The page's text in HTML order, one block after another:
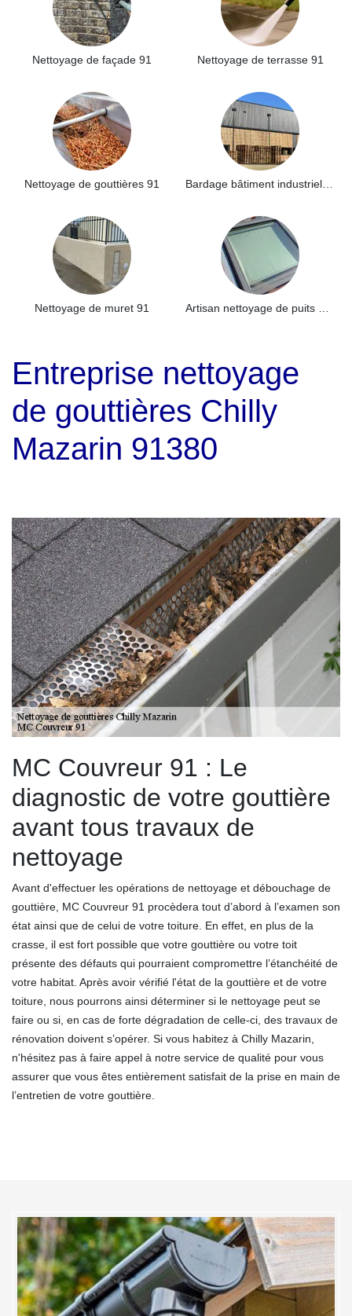
Nettoyage de façade 91 Nettoyage de terrasse 91
Nettoyage de gouttières 91
Nettoyage de muret 91
Entreprise nettoyage
de gouttières Chilly
Mazarin 91380
MC Couvreur 91 : Le
diagnostic de votre gouttière
avant tous travaux de
nettoyage
Avant d'effectuer les opérations de nettoyage et débouchage de
gouttière, MC Couvreur 91 procèdera tout d’abord à l’examen son
état ainsi que de celui de votre toiture. En effet, en plus de la
crasse, il est fort possible que votre gouttière ou votre toit
présente des défauts qui pourraient compromettre l’étanchéité de
votre habitat. Après avoir vérifié l'état de la gouttière et de votre
toiture, nous pourrons ainsi déterminer si le nettoyage peut se
faire ou si, en cas de forte dégradation de celle-ci, des travaux de
rénovation doivent s’opérer. Si vous habitez à Chilly Mazarin,
n'hésitez pas à faire appel à notre service de qualité pour vous
assurer que vous êtes entièrement satisfait de la prise en main de
l’entretien de votre gouttière.